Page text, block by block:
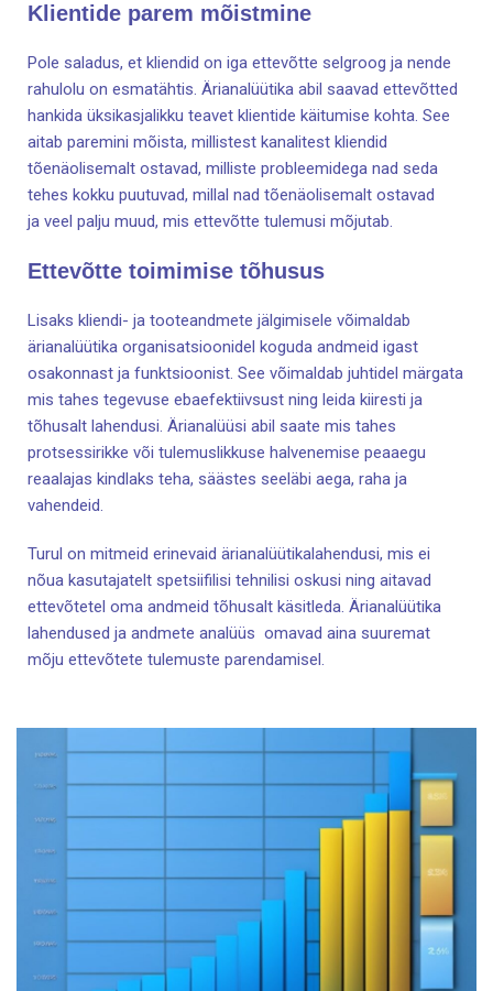
Klientide parem mõistmine
Pole saladus, et kliendid on iga ettevõtte selgroog ja nende
rahulolu on esmatähtis. Ärianalüütika abil saavad ettevõtted
hankida üksikasjalikku teavet klientide käitumise kohta. See
aitab paremini mõista, millistest kanalitest kliendid
tõenäolisemalt ostavad, milliste probleemidega nad seda
tehes kokku puutuvad, millal nad tõenäolisemalt ostavad
ja veel palju muud, mis ettevõtte tulemusi mõjutab.
Ettevõtte toimimise tõhusus
Lisaks kliendi- ja tooteandmete jälgimisele võimaldab
ärianalüütika organisatsioonidel koguda andmeid igast
osakonnast ja funktsioonist. See võimaldab juhtidel märgata
mis tahes tegevuse ebaefektiivsust ning leida kiiresti ja
tõhusalt lahendusi. Ärianalüüsi abil saate mis tahes
protsessirikke või tulemuslikkuse halvenemise peaaegu
reaalajas kindlaks teha, säästes seeläbi aega, raha ja
vahendeid.
Turul on mitmeid erinevaid ärianalüütikalahendusi, mis ei
nõua kasutajatelt spetsiifilisi tehnilisi oskusi ning aitavad
ettevõtetel oma andmeid tõhusalt käsitleda. Ärianalüütika
lahendused ja andmete analüüs omavad aina suuremat
mõju ettevõtete tulemuste parendamisel.